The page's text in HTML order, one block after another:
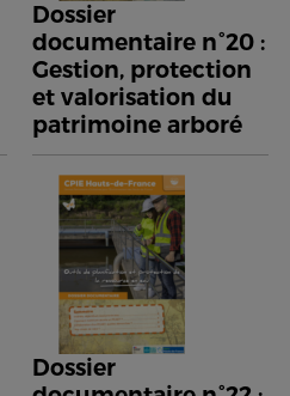
Dossier
documentaire n°20 :
Gestion, protection
et valorisation du
patrimoine arboré
Dossier